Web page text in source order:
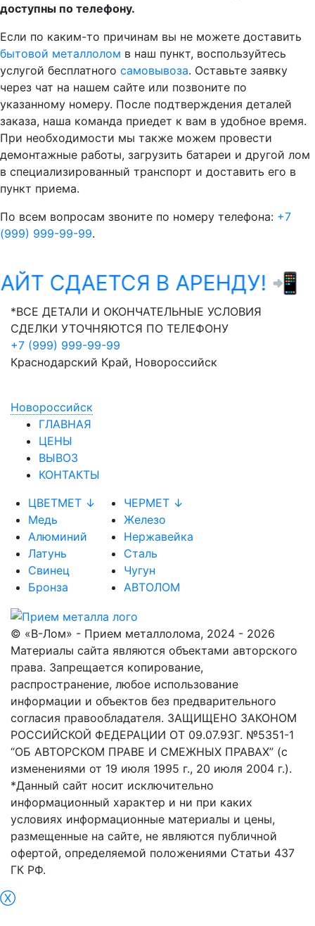
доступны по телефону.
Если по каким-то причинам вы не можете доставить
бытовой металлолом в наш пункт, воспользуйтесь
услугой бесплатного самовывоза. Оставьте заявку
через чат на нашем сайте или позвоните по
указанному номеру. После подтверждения деталей
заказа, наша команда приедет к вам в удобное время.
При необходимости мы также можем провести
демонтажные работы, загрузить батареи и другой лом
в специализированный транспорт и доставить его в
пункт приема.
По всем вопросам звоните по номеру телефона: +7
(999) 999-99-99.
СДАЕТСЯ В АРЕНДУ! 📲
*ВСЕ ДЕТАЛИ И ОКОНЧАТЕЛЬНЫЕ УСЛОВИЯ
СДЕЛКИ УТОЧНЯЮТСЯ ПО ТЕЛЕФОНУ
+7 (999) 999-99-99
Краснодарский Край, Новороссийск
Новороссийск
ГЛАВНАЯ
ЦЕНЫ
ВЫВОЗ
КОНТАКТЫ
ЦВЕТМЕТ ↓
Медь
Алюминий
Латунь
Свинец
Бронза
ЧЕРМЕТ ↓
Железо
Нержавейка
Сталь
Чугун
АВТОЛОМ
© «В-Лом» - Прием металлолома, 2024 - 2026
Материалы сайта являются объектами авторского
права. Запрещается копирование,
распространение, любое использование
информации и объектов без предварительного
согласия правообладателя. ЗАЩИЩЕНО ЗАКОНОМ
РОССИЙСКОЙ ФЕДЕРАЦИИ ОТ 09.07.93Г. №5351-1
“ОБ АВТОРСКОМ ПРАВЕ И СМЕЖНЫХ ПРАВАХ” (с
изменениями от 19 июля 1995 г., 20 июля 2004 г.).
*Данный сайт носит исключительно
информационный характер и ни при каких
условиях информационные материалы и цены,
размещенные на сайте, не являются публичной
офертой, определяемой положениями Статьи 437
ГК РФ.
Ⓧ